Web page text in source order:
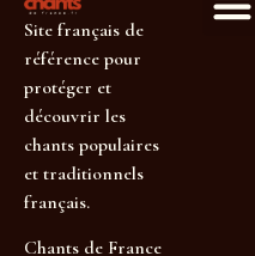
Site français de
référence pour
protéger et
découvrir les
chants populaires
et traditionnels
français.
Chants de France